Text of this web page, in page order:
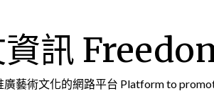
資訊
廣藝術文化的網路平台 Platform to